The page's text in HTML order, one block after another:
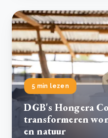
5 min lezen
DGB's Hongera
transformeren
en natuur